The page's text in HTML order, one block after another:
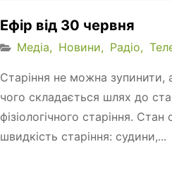
Ефір від 30 червня
Медіа Новини Радіо
Старіння не можна зупинити,
чого складається шлях до
фізіологічного старіння.
швидкість старіння: судини,...